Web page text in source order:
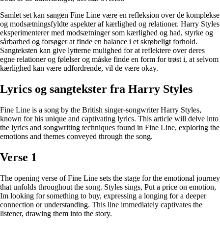
Samlet set kan sangen Fine Line være en refleksion over de komplekse
og modsætningsfyldte aspekter af kærlighed og relationer. Harry Styles
eksperimenterer med modsætninger som kærlighed og had, styrke og
sårbarhed og forsøger at finde en balance i et skrøbeligt forhold.
Sangteksten kan give lytterne mulighed for at reflektere over deres
egne relationer og følelser og måske finde en form for trøst i, at selvom
kærlighed kan være udfordrende, vil de være okay.
Lyrics og sangtekster fra Harry Styles
Fine Line is a song by the British singer-songwriter Harry Styles,
known for his unique and captivating lyrics. This article will delve into
the lyrics and songwriting techniques found in Fine Line, exploring the
emotions and themes conveyed through the song.
Verse 1
The opening verse of Fine Line sets the stage for the emotional journey
that unfolds throughout the song. Styles sings, Put a price on emotion,
Im looking for something to buy, expressing a longing for a deeper
connection or understanding. This line immediately captivates the
listener, drawing them into the story.